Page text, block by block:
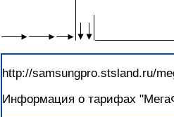
http://samsungpro.stsland.ru/
Информация о тарифах